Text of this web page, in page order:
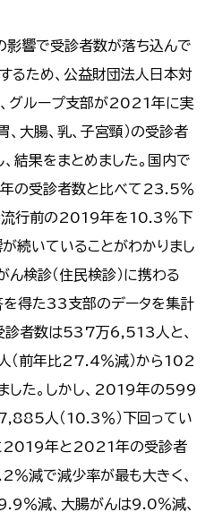
影響で受診者数が落ち込んで
るため、公益財団法人日本対
、グループ支部が2021年に実
、大腸、乳、子宮頸）の受診者
結果をまとめました。国内で
の受診者数と比べて23.5％
流行前の2019年を10.3％下
続いていることがわかりまし
ん検診（住民検診）に携わる
得た33支部のデータを集計
診者数は537万6,513人と、
前年比27.4％減）から102
した。しかし、2019年の599
人（10.3％）下回ってい
2019年と2021年の受診者
％減で減少率が最も大きく、
％減、大腸がんは9.0％減、